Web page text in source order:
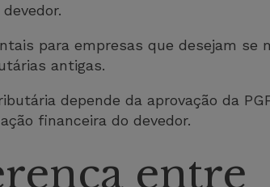
para empresas que desejam se
antigas.
depende da aprovação da
financeira do devedor.
entre